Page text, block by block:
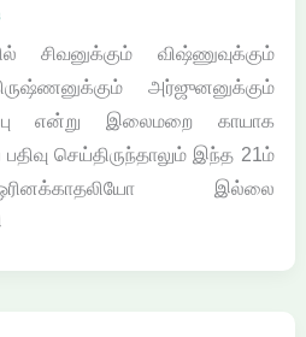
சிவனுக்கும் விஷ்ணுவுக்கும்
அர்ஜுனனுக்கும்
என்று இலைமறை காயாக
செய்திருந்தாலும் இந்த 21ம்
இல்லை